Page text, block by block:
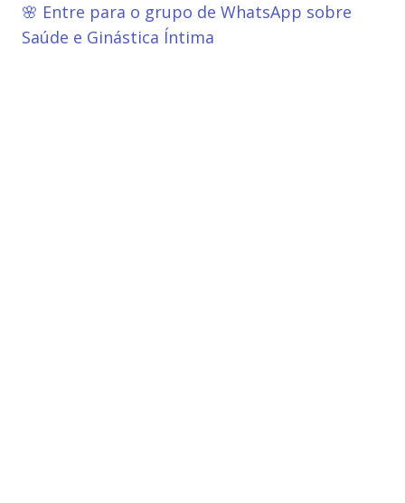
🌸 Entre para o grupo de WhatsApp sobre
Saúde e Ginástica Íntima